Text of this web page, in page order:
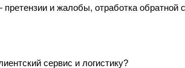
и жалобы, отработка обратной
сервис и логистику?